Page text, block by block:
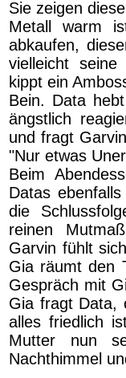
Sie zeigen
Metall warm
abkaufen,
vielleicht seine
kippt ein
Bein. Data
ängstlich
und fragt
"Nur etwas
Beim
Datas
die
reinen
Garvin fühlt
Gia räumt den
Gespräch mit
Gia fragt Data,
alles friedlich
Mutter nun
Nachthimmel